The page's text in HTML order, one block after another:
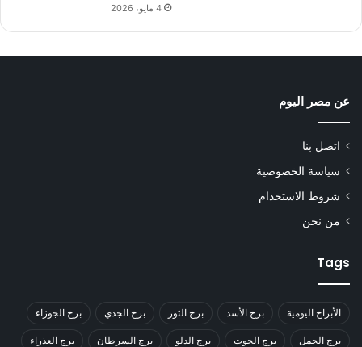
4 مايو، 2026
عن مصر اليوم
اتصل بنا
سياسة الخصوصية
شروط الاستخدام
من نحن
Tags
الأبراج اليومية برج الأسد برج الثور برج الجدي برج الجوزاء
برج الحمل برج الحوت برج الدلو برج السرطان برج العذراء